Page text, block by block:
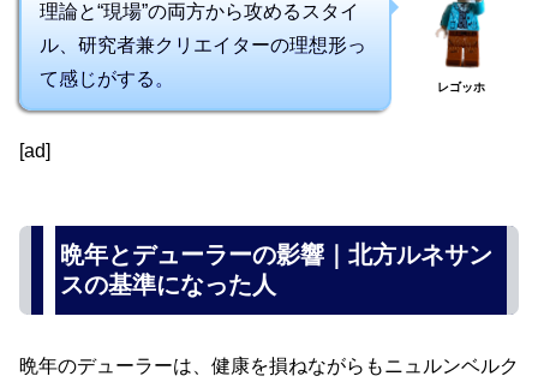
理論と“現場”の両方から攻めるスタイ
ル、研究者兼クリエイターの理想形っ
て感じがする。
レゴッホ
[ad]
晩年とデューラーの影響｜北方ルネサン
スの基準になった人
晩年のデューラーは、健康を損ねながらもニュルンベルク